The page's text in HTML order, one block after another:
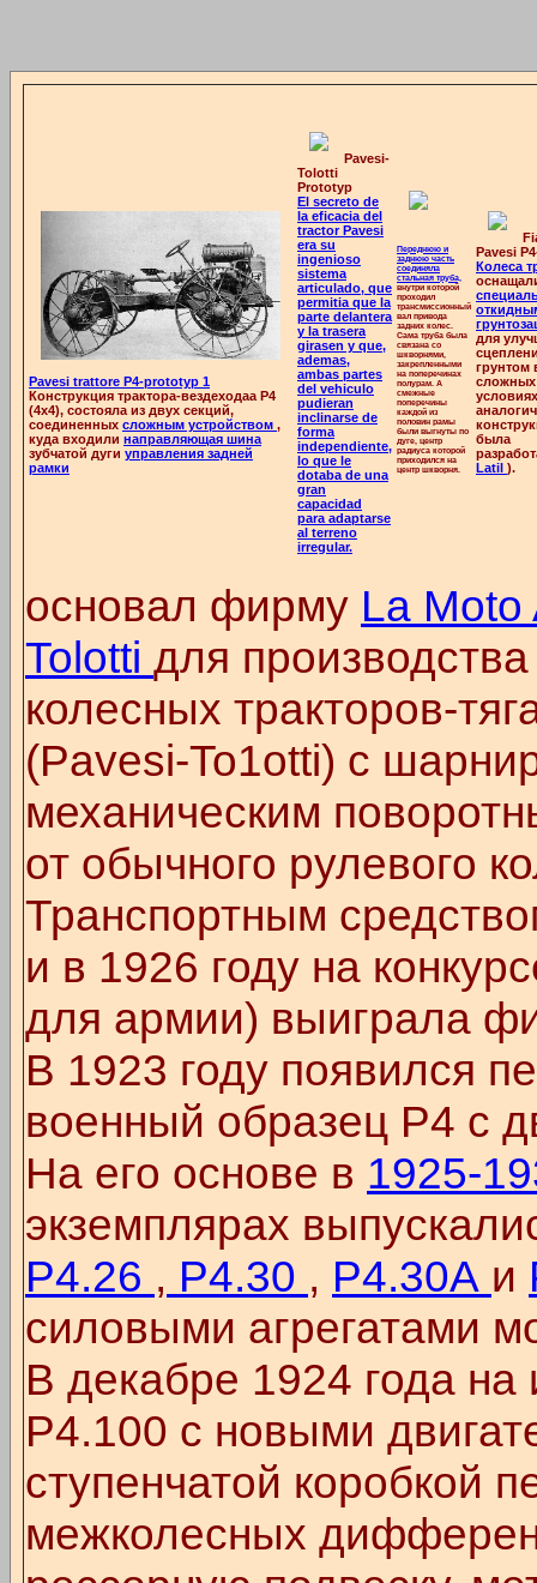
Pavesi trattore P4-prototyp 1
Конструкция трактора-вездеходаа Р4
(4х4), состояла из двух секций,
соединенных сложным устройством ,
куда входили направляющая шина
зубчатой дуги управления задней
рамки
Pavesi-
Tolotti
Prototyp
El secreto de
la eficacia del
tractor Pavesi
era su
ingenioso
sistema
articulado, que
permitia que la
parte delantera
y la trasera
girasen y que,
ademas,
ambas partes
del vehiculo
pudieran
inclinarse de
forma
independiente,
lo que le
dotaba de una
gran
capacidad
para adaptarse
al terreno
irregular.
Переднюю и
заднюю часть
соединяла
стальная труба,
внутри которой
проходил
трансмиссионный
вал привода
задних колес.
Сама труба была
связана со
шкворнями,
закрепленными
на поперечинах
полурам. А
смежные
поперечины
каждой из
половин рамы
были выгнуты по
дуге, центр
радиуса которой
приходился на
центр шкворня.
Pavesi
Колеса
для
грунтом
сложных
была
Latil ).
основал фирму La
Tolotti для
колесных тракторов-
(Pavesi-To1otti) с
механическим
от обычного рулевого
Транспортным
и в 1926 году на
для армии) выиграла
В 1923 году появился
военный образец Р4 с
На его основе в 1925-
экземплярах
Р4.26 , Р4.30 , Р4.30А и
силовыми агрегатами
В декабре 1924 года на
Р4.100 с новыми
ступенчатой коробкой
межколесных